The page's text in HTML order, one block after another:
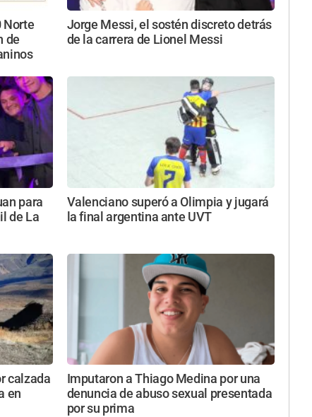
Norte
de
Jorge Messi, el sostén discreto detrás
de la carrera de Lionel Messi
para
de La
Valenciano superó a Olimpia y jugará
la final argentina ante UVT
calzada
en
Imputaron a Thiago Medina por una
denuncia de abuso sexual presentada
por su prima